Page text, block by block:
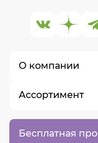
Бесплатная
О компании
О нас
Контакты
Вакансии
Ассортимент